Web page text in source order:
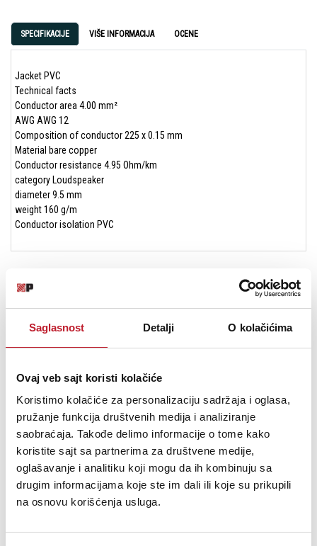
Saglasnost Detalji O kolačićima
Ovaj veb sajt koristi kolačiće
Koristimo kolačiće za personalizaciju sadržaja i oglasa,
pružanje funkcija društvenih medija i analiziranje
saobraćaja. Takođe delimo informacije o tome kako
koristite sajt sa partnerima za društvene medije,
oglašavanje i analitiku koji mogu da ih kombinuju sa
drugim informacijama koje ste im dali ili koje su prikupili
na osnovu korišćenja usluga.
SPECIFIKACIJE VIŠE INFORMACIJA OCENE
Jacket PVC
Technical facts
Conductor area 4.00 mm²
AWG AWG 12
Composition of conductor 225 x 0.15 mm
Material bare copper
Conductor resistance 4.95 Ohm/km
category Loudspeaker
diameter 9.5 mm
weight 160 g/m
Conductor isolation PVC
Cordial CLS 225 FRNC
7,00